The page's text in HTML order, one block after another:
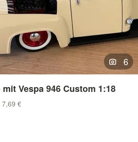
6
Vespa 946 Custom 1:18
7,69 €